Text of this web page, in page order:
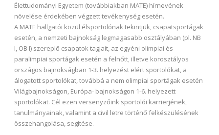
Élettudományi Egyetem (továbbiakban MATE) hírnevének
növelése érdekében végzett tevékenység esetén.
A MATE hallgatói közül élsportolónak tekintjük, csapatsportágak
esetén, a nemzeti bajnokság legmagasabb osztályában (pl. NB
I, OB I) szereplő csapatok tagjait, az egyéni olimpiai és
paralimpiai sportágak esetén a felnőtt, illetve korosztályos
országos bajnokságban 1-3. helyezést elért sportolókat, a
álogatott sportolókat, továbbá a nem olimpiai sportágak esetén
Világbajnokságon, Európa- bajnokságon 1-6. helyezett
sportolókat. Cél ezen versenyzőink sportolói karrierjének,
tanulmányainak, valamint a civil letre történő felkészülésének
összehangolása, segítése.